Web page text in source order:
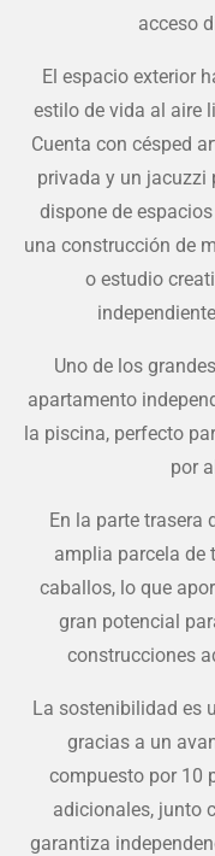
acceso
El espacio exterior
estilo de vida al aire
Cuenta con césped
privada y un jacuzzi
dispone de
una construcción de
o estudio
Uno de los
apartamento
la piscina, perfecto
por
En la parte trasera
amplia parcela de
caballos, lo que
gran potencial
construcciones
La sostenibilidad es
gracias a un
compuesto por 10
adicionales, junto
garantiza